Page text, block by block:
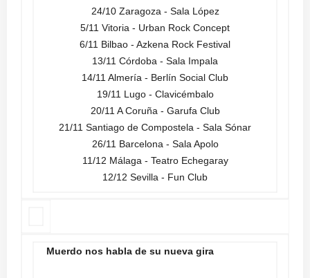
24/10 Zaragoza - Sala López
5/11 Vitoria - Urban Rock Concept
6/11 Bilbao - Azkena Rock Festival
13/11 Córdoba - Sala Impala
14/11 Almería - Berlín Social Club
19/11 Lugo - Clavicémbalo
20/11 A Coruña - Garufa Club
21/11 Santiago de Compostela - Sala Sónar
26/11 Barcelona - Sala Apolo
11/12 Málaga - Teatro Echegaray
12/12 Sevilla - Fun Club
Muerdo nos habla de su nueva gira